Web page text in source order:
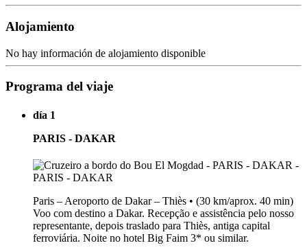
Alojamiento
No hay información de alojamiento disponible
Programa del viaje
día 1
PARIS - DAKAR
Paris – Aeroporto de Dakar – Thiès • (30 km/aprox. 40 min)
Voo com destino a Dakar. Recepção e assistência pelo nosso
representante, depois traslado para Thiès, antiga capital
ferroviária. Noite no hotel Big Faim 3* ou similar.